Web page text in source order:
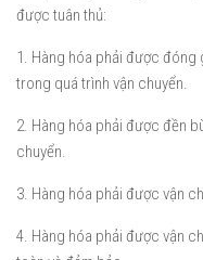
được tuân thủ:
1. Hàng hóa phải được đóng
trong quá trình vận chuyển.
2. Hàng hóa phải được đền
chuyển.
3. Hàng hóa phải được vận
4. Hàng hóa phải được vận